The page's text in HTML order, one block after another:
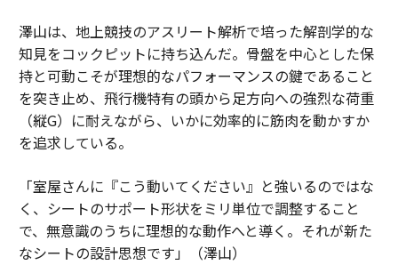
澤山は、地上競技のアスリート解析で培った解剖学的な
知見をコックピットに持ち込んだ。骨盤を中心とした保
持と可動こそが理想的なパフォーマンスの鍵であること
を突き止め、飛行機特有の頭から足方向への強烈な荷重
（縦G）に耐えながら、いかに効率的に筋肉を動かすか
を追求している。
「室屋さんに『こう動いてください』と強いるのではな
く、シートのサポート形状をミリ単位で調整すること
で、無意識のうちに理想的な動作へと導く。それが新た
なシートの設計思想です」（澤山）